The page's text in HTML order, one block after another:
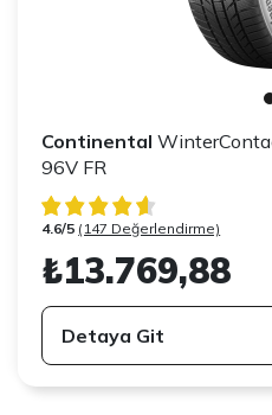
Continental
96V FR
4.6/5 (147 Değerlendirme)
₺13.769,88
Detaya Git